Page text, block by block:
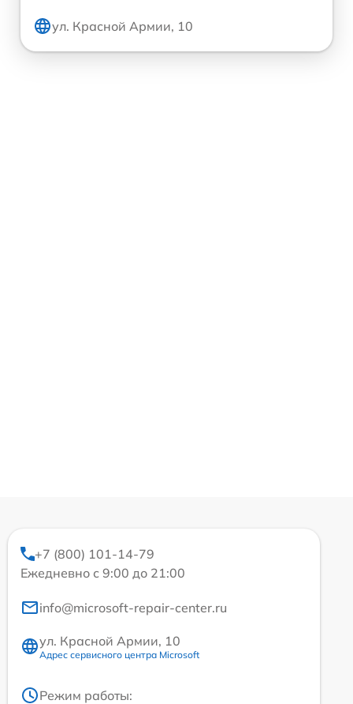
ул. Красной Армии, 10
+7 (800) 101-14-79
Ежедневно с 9:00 до 21:00
info@microsoft-repair-center.ru
ул. Красной Армии, 10
Адрес сервисного центра Microsoft
Режим работы: